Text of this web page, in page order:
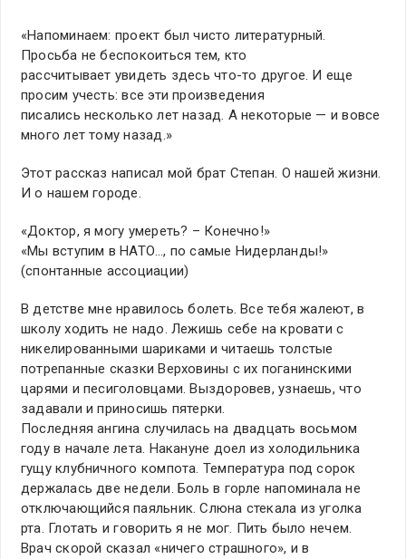
«Напоминаем: проект был чисто литературный.
Просьба не беспокоиться тем, кто
рассчитывает увидеть здесь что-то другое. И еще
просим учесть: все эти произведения
писались несколько лет назад. А некоторые — и вовсе
много лет тому назад.»
Этот рассказ написал мой брат Степан. О нашей жизни.
И о нашем городе.
«Доктор, я могу умереть? – Конечно!»
«Мы вступим в НАТО…, по самые Нидерланды!»
(спонтанные ассоциации)
В детстве мне нравилось болеть. Все тебя жалеют, в
школу ходить не надо. Лежишь себе на кровати с
никелированными шариками и читаешь толстые
потрепанные сказки Верховины с их поганинскими
царями и песиголовцами. Выздоровев, узнаешь, что
задавали и приносишь пятерки.
Последняя ангина случилась на двадцать восьмом
году в начале лета. Накануне доел из холодильника
гущу клубничного компота. Температура под сорок
держалась две недели. Боль в горле напоминала не
отключающийся паяльник. Слюна стекала из уголка
рта. Глотать и говорить я не мог. Пить было нечем.
Врач скорой сказал «ничего страшного», и в